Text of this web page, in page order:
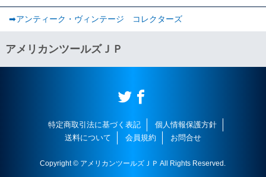
➡︎アンティーク・ヴィンテージ コレクターズ
アメリカンツールズＪＰ
特定商取引法に基づく表記
個人情報保護方針
送料について
会員規約 お問合せ
Copyright © アメリカンツールズＪＰ All Rights Reserved.